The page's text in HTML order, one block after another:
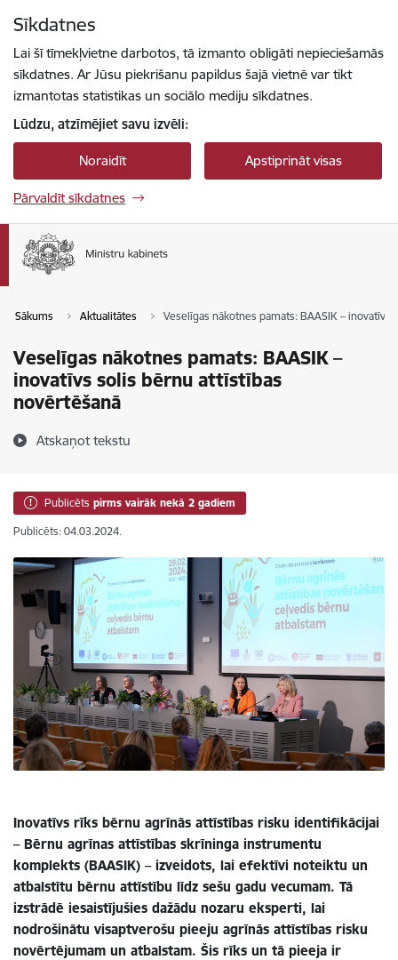
Sīkdatnes
Lai šī tīmekļvietne darbotos, tā izmanto obligāti nepieciešamās
sīkdatnes. Ar Jūsu piekrišanu papildus šajā vietnē var tikt
izmantotas statistikas un sociālo mediju sīkdatnes.
Lūdzu, atzīmējiet savu izvēli:
Noraidīt Apstiprināt visas
Pārvaldīt sīkdatnes
Sākums Aktualitātes Veselīgas nākotnes pamats: BAASIK –
Veselīgas nākotnes pamats: BAASIK –
inovatīvs solis bērnu attīstības
novērtēšanā
Atskaņot tekstu
Publicēts pirms vairāk nekā 2 gadiem
Publicēts: 04.03.2024.
Inovatīvs rīks bērnu agrīnās attīstības risku identifikācijai
– Bērnu agrīnas attīstības skrīninga instrumentu
komplekts (BAASIK) – izveidots, lai efektīvi noteiktu un
atbalstītu bērnu attīstību līdz sešu gadu vecumam. Tā
izstrādē iesaistījušies dažādu nozaru eksperti, lai
nodrošinātu visaptverošu pieeju agrīnās attīstības risku
novērtējumam un atbalstam. Šis rīks un tā pieeja ir